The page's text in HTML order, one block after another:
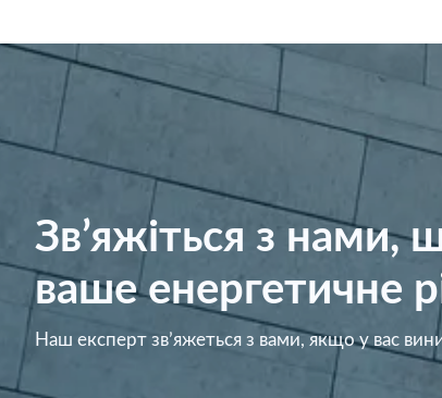
Зв’яжіться з нами,
ваше енергетичне
Наш експерт зв’яжеться з вами, якщо у вас